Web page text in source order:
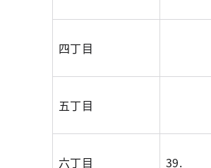
四丁目
五丁目
六丁目 39.